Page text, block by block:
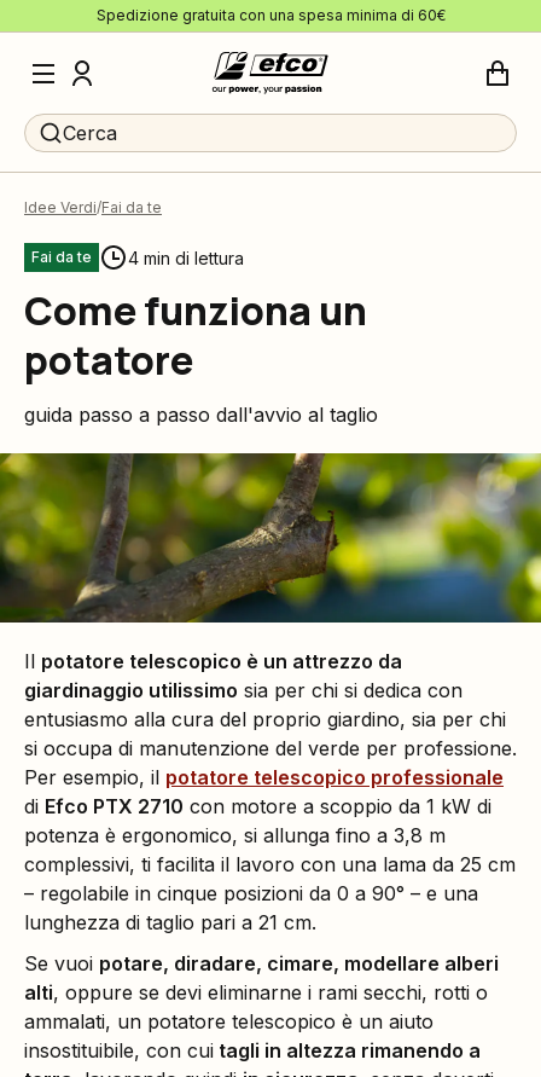
Spedizione gratuita con una spesa minima di 60€
Cerca
Idee Verdi Fai da te
Fai da te 4 min di lettura
Come funziona un
potatore
guida passo a passo dall'avvio al taglio
Il potatore telescopico è un attrezzo da
giardinaggio utilissimo sia per chi si dedica con
entusiasmo alla cura del proprio giardino, sia per chi
si occupa di manutenzione del verde per professione.
Per esempio, il potatore telescopico professionale
di Efco PTX 2710 con motore a scoppio da 1 kW di
potenza è ergonomico, si allunga fino a 3,8 m
complessivi, ti facilita il lavoro con una lama da 25 cm
– regolabile in cinque posizioni da 0 a 90° – e una
lunghezza di taglio pari a 21 cm.
Se vuoi potare, diradare, cimare, modellare alberi
alti, oppure se devi eliminarne i rami secchi, rotti o
ammalati, un potatore telescopico è un aiuto
insostituibile, con cui tagli in altezza rimanendo a